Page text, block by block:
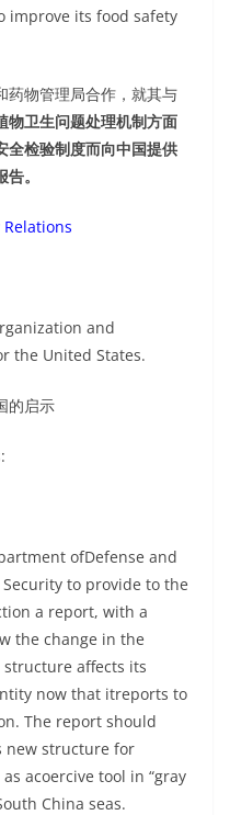
improve its food safety
药物管理局合作，就其与
物卫生问题处理机制方面
全检验制度而向中国提供
。
and
the United States.
的启示
ofDefense and
to provide to the
a report, with a
the change in the
structure affects its
now that itreports to
The report should
new structure for
acoercive tool in “gray
China seas.